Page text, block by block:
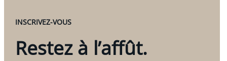
INSCRIVEZ-VOUS
Restez à l’affût.